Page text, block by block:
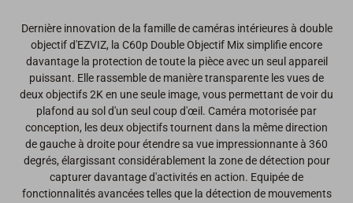
Dernière innovation de la famille de caméras intérieures à double
objectif d'EZVIZ, la C60p Double Objectif Mix simplifie encore
davantage la protection de toute la pièce avec un seul appareil
puissant. Elle rassemble de manière transparente les vues de
deux objectifs 2K en une seule image, vous permettant de voir du
plafond au sol d'un seul coup d'œil. Caméra motorisée par
conception, les deux objectifs tournent dans la même direction
de gauche à droite pour étendre sa vue impressionnante à 360
degrés, élargissant considérablement la zone de détection pour
capturer davantage d'activités en action. Equipée de
fonctionnalités avancées telles que la détection de mouvements